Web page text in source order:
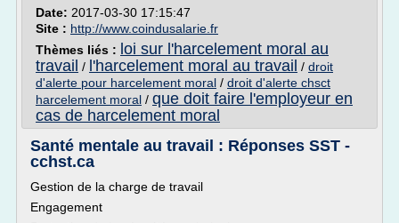
Date: 2017-03-30 17:15:47
Site : http://www.coindusalarie.fr
Thèmes liés : loi sur l'harcelement moral au
travail / l'harcelement moral au travail / droit
d'alerte pour harcelement moral / droit d'alerte chsct
harcelement moral / que doit faire l'employeur en
cas de harcelement moral
Santé mentale au travail : Réponses SST -
cchst.ca
Gestion de la charge de travail
Engagement